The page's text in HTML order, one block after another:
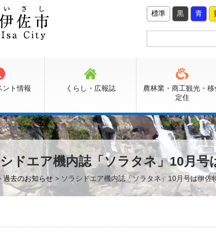
標準 黒 青
ント情報 くらし・広報誌
農林業・商工観光・移
定住
ドエア機内誌「ソラタネ」10月号
過去のお知らせ > ソラシドエア機内誌「ソラタネ」10月号は伊佐